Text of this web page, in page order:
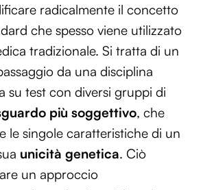
radicalmente il concetto
che spesso viene utilizzato
tradizionale. Si tratta di un
da una disciplina
su test con diversi gruppi di
più soggettivo, che
le singole caratteristiche di un
unicità genetica. Ciò
un approccio